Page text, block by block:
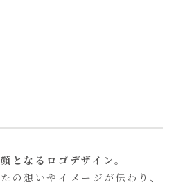
となるロゴデザイン。
の想いやイメージが伝わり、